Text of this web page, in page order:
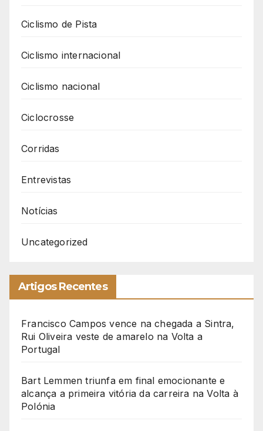
Ciclismo de Pista
Ciclismo internacional
Ciclismo nacional
Ciclocrosse
Corridas
Entrevistas
Notícias
Uncategorized
Artigos Recentes
Francisco Campos vence na chegada a Sintra,
Rui Oliveira veste de amarelo na Volta a
Portugal
Bart Lemmen triunfa em final emocionante e
alcança a primeira vitória da carreira na Volta à
Polónia